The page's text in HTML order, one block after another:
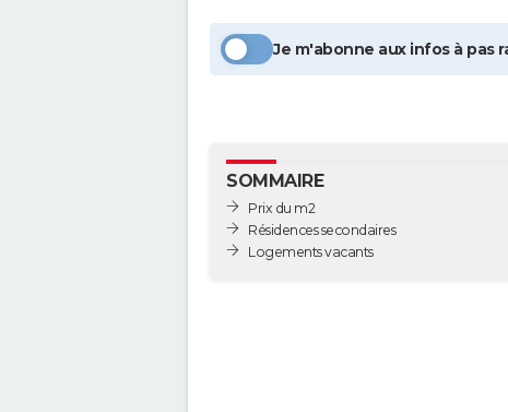
Je m'abonne aux infos à pas
SOMMAIRE
Prix du m2
Résidences secondaires
Logements vacants